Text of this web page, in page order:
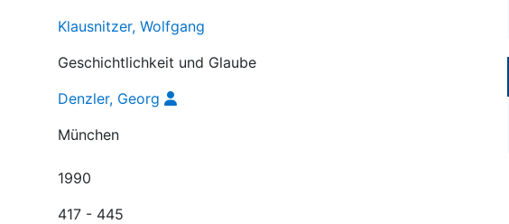
Klausnitzer, Wolfgang
Geschichtlichkeit und Glaube
Denzler, Georg
München
1990
417 - 445